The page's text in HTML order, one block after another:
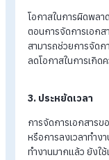
โปรแกรมบริหาร
ของการบริหารง
หน้าต่อไปได้โดยไ
ข้อดีดังเช่น
1. ลดภาระงาน
เชื่อว่างานเอกส
เพราะมีกระบวก